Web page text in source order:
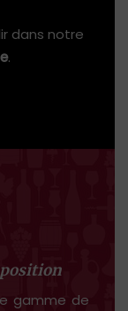
dans notre
.
gamme de